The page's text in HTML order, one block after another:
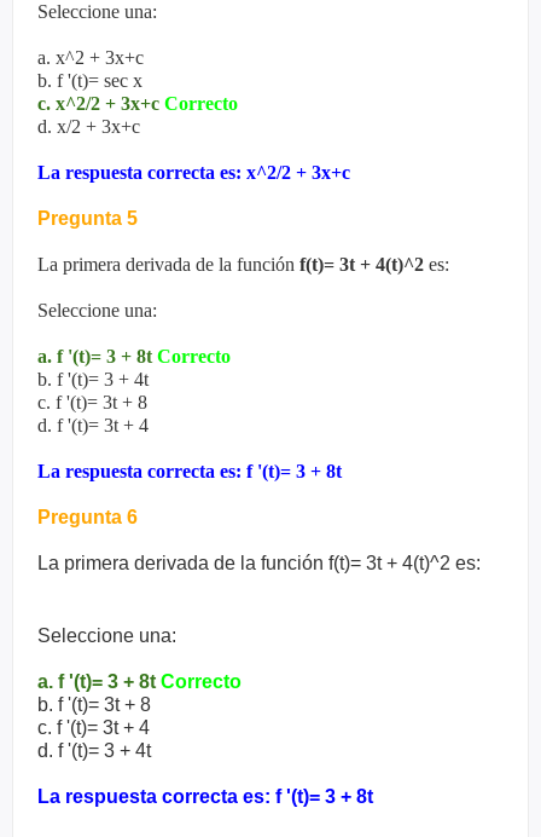
Seleccione una:
a. x^2 + 3x+c
b. f '(t)= sec x
c. x^2/2 + 3x+c Correcto
d. x/2 + 3x+c
La respuesta correcta es: x^2/2 + 3x+c
Pregunta 5
La primera derivada de la función f(t)= 3t + 4(t)^2 es:
Seleccione una:
a. f '(t)= 3 + 8t Correcto
b. f '(t)= 3 + 4t
c. f '(t)= 3t + 8
d. f '(t)= 3t + 4
La respuesta correcta es: f '(t)= 3 + 8t
Pregunta 6
La primera derivada de la función f(t)= 3t + 4(t)^2 es:
Seleccione una:
a. f '(t)= 3 + 8t Correcto
b. f '(t)= 3t + 8
c. f '(t)= 3t + 4
d. f '(t)= 3 + 4t
La respuesta correcta es: f '(t)= 3 + 8t